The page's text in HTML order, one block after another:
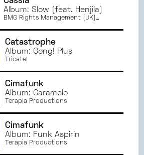
Album: Slow (feat. Henjila)
BMG Rights Management (UK)
Catastrophe
Album: Gong! Plus
Tricatel
Cimafunk
Album: Caramelo
Terapia Productions
Cimafunk
Album: Funk Aspirin
Terapia Productions